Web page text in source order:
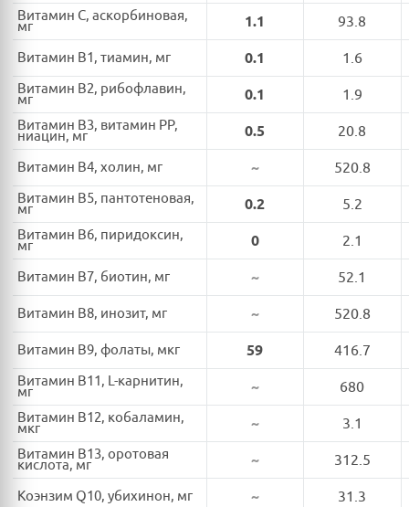
Витамин C, аскорбиновая,
мг 1.1 93.8
Витамин B1, тиамин, мг 0.1 1.6
Витамин B2, рибофлавин,
мг 0.1 1.9
Витамин B3, витамин PP,
ниацин, мг 0.5 20.8
Витамин B4, холин, мг ~ 520.8
Витамин B5, пантотеновая,
мг 0.2 5.2
Витамин B6, пиридоксин,
мг 0 2.1
Витамин B7, биотин, мг ~ 52.1
Витамин B8, инозит, мг ~ 520.8
Витамин B9, фолаты, мкг 59 416.7
Витамин B11, L-карнитин,
мг ~ 680
Витамин B12, кобаламин,
мкг ~ 3.1
Витамин B13, оротовая
кислота, мг ~ 312.5
Коэнзим Q10, убихинон, мг ~ 31.3